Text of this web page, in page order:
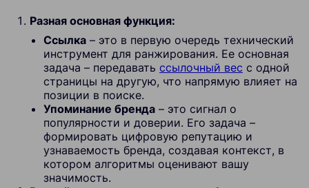
Разная основная функция:
Ссылка – это в первую очередь технический
инструмент для ранжирования. Ее основная
задача – передавать ссылочный вес с одной
страницы на другую, что напрямую влияет на
позиции в поиске.
Упоминание бренда – это сигнал о
популярности и доверии. Его задача –
формировать цифровую репутацию и
узнаваемость бренда, создавая контекст, в
котором алгоритмы оценивают вашу
значимость.